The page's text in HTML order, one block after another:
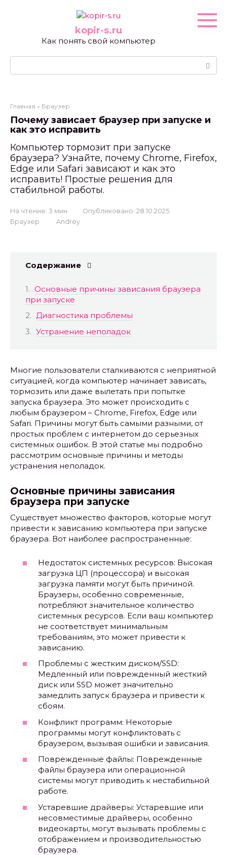
kopir-s.ru
Как понять свой компьютер
Главная » Браузер
Почему зависает браузер при запуске и
как это исправить
Компьютер тормозит при запуске
браузера? Узнайте, почему Chrome, Firefox,
Edge или Safari зависают и как это
исправить! Простые решения для
стабильной работы.
На чтение: 3 мин Опубликовано: 28.10.2025
Браузер
Andrey
Содержание
Основные причины зависания браузера
при запуске
Диагностика проблемы
Устранение неполадок
Многие пользователи сталкиваются с неприятной
ситуацией, когда компьютер начинает зависать,
тормозить или даже вылетать при попытке
запуска браузера. Это может происходить с
любым браузером – Chrome, Firefox, Edge или
Safari. Причины могут быть самыми разными, от
простых проблем с интернетом до серьезных
системных ошибок. В этой статье мы подробно
рассмотрим основные причины и методы
устранения неполадок.
Основные причины зависания
браузера при запуске
Существует множество факторов, которые могут
привести к зависанию компьютера при запуске
браузера. Вот наиболее распространенные:
Недостаток системных ресурсов: Высокая
загрузка ЦП (процессора) и высокая
загрузка памяти могут быть причиной.
Браузеры, особенно современные,
потребляют значительное количество
системных ресурсов. Если ваш компьютер
не соответствует минимальным
требованиям, это может привести к
зависанию.
Проблемы с жестким диском/SSD:
Медленный или поврежденный жесткий
диск или SSD может значительно
замедлить запуск браузера и привести к
сбоям.
Конфликт программ: Некоторые
программы могут конфликтовать с
браузером, вызывая ошибки и зависания.
Поврежденные файлы: Поврежденные
файлы браузера или операционной
системы могут приводить к нестабильной
работе.
Устаревшие драйверы: Устаревшие или
несовместимые драйверы, особенно
видеокарты, могут вызывать проблемы с
отображением и производительностью
браузера.